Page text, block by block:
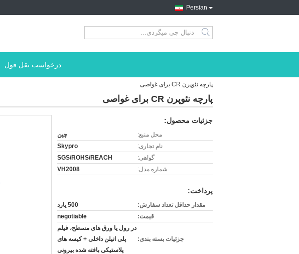
Persian
search
درخواست نقل قول
پارچه نئوپرن CR برای غواصی
پارچه نئوپرن CR برای غواصی
جزئیات محصول:
محل منبع:
چین
نام تجاری:
Skypro
گواهی:
SGS/ROHS/REACH
شماره مدل:
VH2008
پرداخت:
مقدار حداقل تعداد سفارش:
500 یارد
قیمت:
negotiable
جزئیات بسته بندی:
در رول یا ورق های مسطح، فیلم
پلی اتیلن داخلی + کیسه های
پلاستیکی بافته شده بیرونی